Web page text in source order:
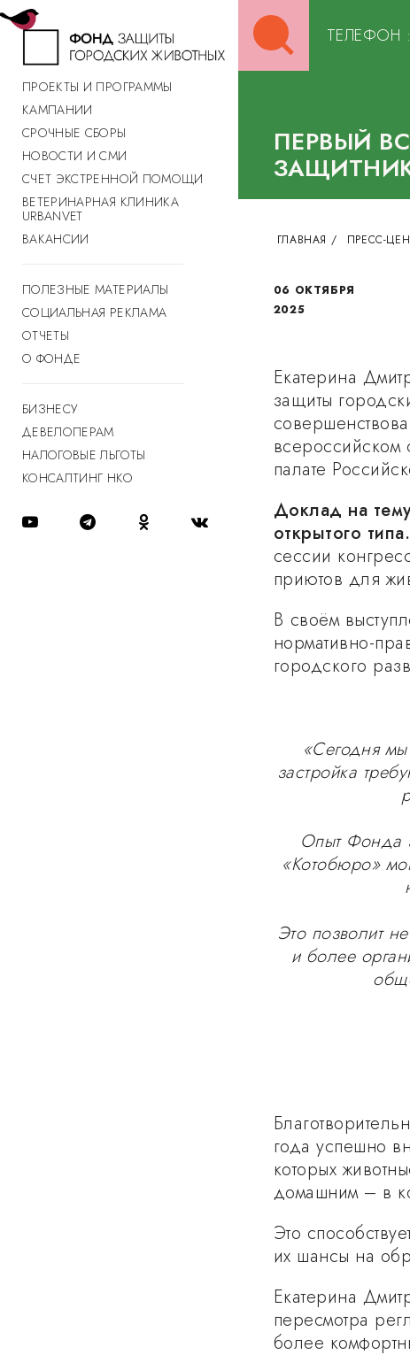
ПРОЕКТЫ И ПРОГРАММЫ
КАМПАНИИ
СРОЧНЫЕ СБОРЫ
НОВОСТИ И СМИ
СЧЕТ ЭКСТРЕННОЙ ПОМОЩИ
ВЕТЕРИНАРНАЯ КЛИНИКА
URBANVET
ВАКАНСИИ
ПОЛЕЗНЫЕ МАТЕРИАЛЫ
СОЦИАЛЬНАЯ РЕКЛАМА
ОТЧЕТЫ
О ФОНДЕ
БИЗНЕСУ
ДЕВЕЛОПЕРАМ
НАЛОГОВЫЕ ЛЬГОТЫ
КОНСАЛТИНГ НКО
for:
ТЕЛЕФОН :
ПЕРВЫЙ
ГЛАВНАЯ / ПРЕСС-
06 ОКТЯБРЯ
2025
Екатерина
защиты
палате
Доклад на
открытого
сессии
приютов для
В своём
нормативно-
городского
«Сегодня
застройка
Опыт Фонда
«Котобюро»
Это позволит
и более
года успешно
которых
домашним – в
Это
их шансы на
Екатерина
пересмотра
более